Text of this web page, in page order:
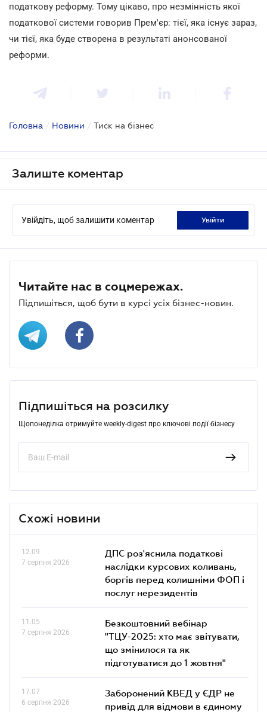
податкову реформу. Тому цікаво, про незмінність якої
податкової системи говорив Прем'єр: тієї, яка існує зараз,
чи тієї, яка буде створена в результаті анонсованої
реформи.
Головна / Новини / Тиск на бізнес
Залиште коментар
Увійдіть, щоб залишити коментар увійти
Читайте нас в соцмережах.
Підпишіться, щоб бути в курсі усіх бізнес-новин.
Підпишіться на розсилку
Щопонеділка отримуйте weekly-digest про ключові події бізнесу
Схожі новини
12.09
7 серпня 2026
ДПС роз'яснила податкові
наслідки курсових коливань,
боргів перед колишніми ФОП і
послуг нерезидентів
11.05
7 серпня 2026
Безкоштовний вебінар
"ТЦУ-2025: хто має звітувати,
що змінилося та як
підготуватися до 1 жовтня"
17.07
6 серпня 2026
Заборонений КВЕД у ЄДР не
привід для відмови в єдиному